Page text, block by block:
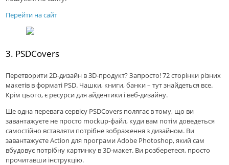
Перейти на сайт
3. PSDCovers
Перетворити 2D-дизайн в 3D-продукт? Запросто! 72 сторінки різних
макетів в форматі PSD. Чашки, книги, банки – тут знайдеться все.
Крім цього, є ресурси для айдентики і веб-дизайну.
Ще одна перевага сервісу PSDCovers полягає в тому, що ви
завантажуєте не просто mockup-файл, куди вам потім доведеться
самостійно вставляти потрібне зображення з дизайном. Ви
завантажуєте Action для програми Adobe Photoshop, який сам
вбудовує потрібну картинку в 3D-макет. Ви розберетеся, просто
прочитавши інструкцію.